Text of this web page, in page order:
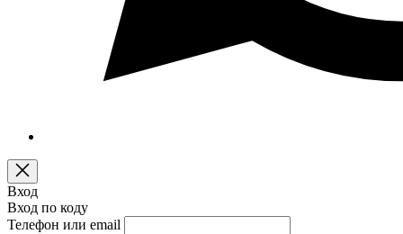
Вход
Вход по коду
Телефон или email